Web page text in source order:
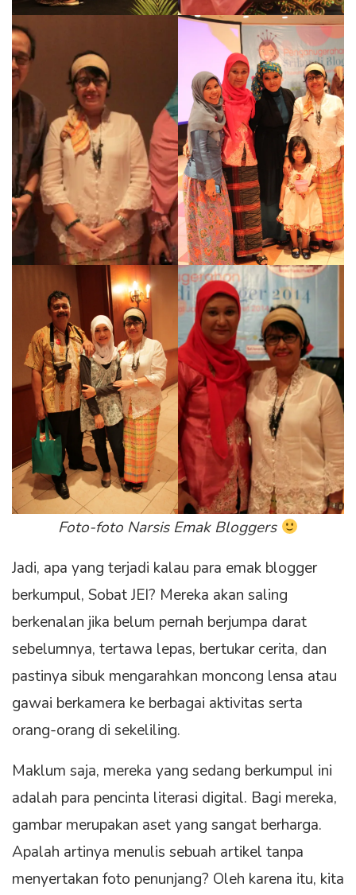
Foto-foto Narsis Emak Bloggers
Jadi, apa yang terjadi kalau para emak blogger
berkumpul, Sobat JEI? Mereka akan saling
berkenalan jika belum pernah berjumpa darat
sebelumnya, tertawa lepas, bertukar cerita, dan
pastinya sibuk mengarahkan moncong lensa atau
gawai berkamera ke berbagai aktivitas serta
orang-orang di sekeliling.
Maklum saja, mereka yang sedang berkumpul ini
adalah para pencinta literasi digital. Bagi mereka,
gambar merupakan aset yang sangat berharga.
Apalah artinya menulis sebuah artikel tanpa
menyertakan foto penunjang? Oleh karena itu, kita